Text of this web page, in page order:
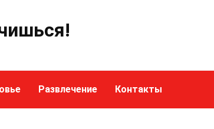
Развлечение Контакты